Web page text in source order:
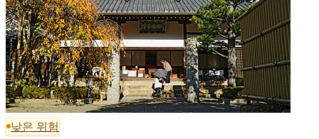
낮은 위험